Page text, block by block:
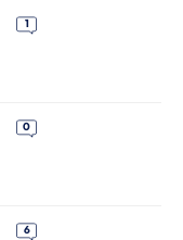
1
0
6